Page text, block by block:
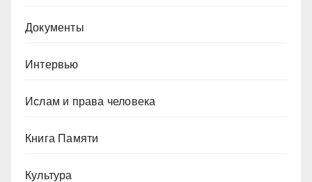
Документы
Интервью
Ислам и права человека
Книга Памяти
Культура